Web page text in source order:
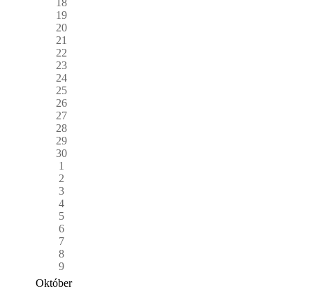
19
20
21
22
23
24
25
26
27
28
29
30
1
2
3
4
5
6
7
8
9
Október